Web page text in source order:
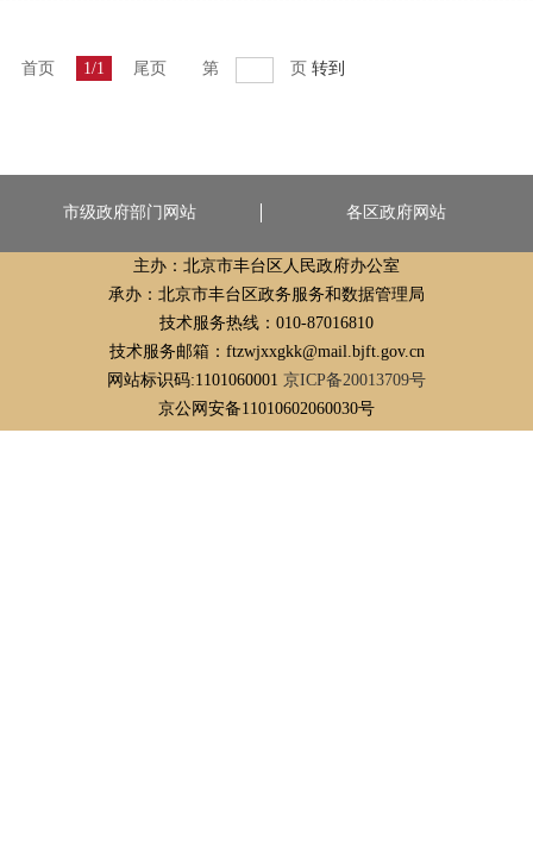
首页 1/1 尾页 第 页 转到
市级政府部门网站 各区政府网站
主办：北京市丰台区人民政府办公室
承办：北京市丰台区政务服务和数据管理局
技术服务热线：010-87016810
技术服务邮箱：ftzwjxxgkk@mail.bjft.gov.cn
网站标识码:1101060001 京ICP备20013709号
京公网安备11010602060030号